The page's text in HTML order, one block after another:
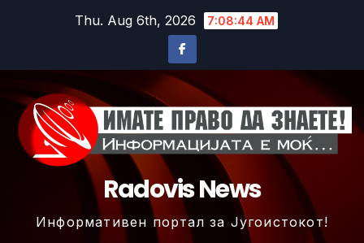
Thu. Aug 6th, 2026 7:08:47 AM
Radovis News
Информативен портал за Југоистокот!